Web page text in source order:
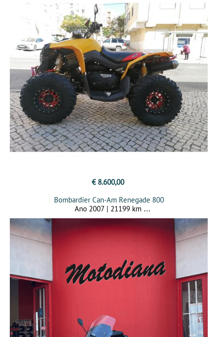
€ 8.600,00
Bombardier Can-Am Renegade 800
Ano 2007 | 21199 km